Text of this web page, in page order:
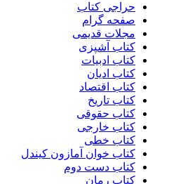
حراجی کتاب
صفحه گرام
مجلات قدیمی
کتاب آشپزی
کتاب ادبیات
کتاب ادیان
کتاب اقتصاد
کتاب تاریخ
کتاب حقوقی
کتاب خارجی
کتاب خطی
کتاب خوان آمازون کیندل
کتاب دست دوم
کتاب رمان